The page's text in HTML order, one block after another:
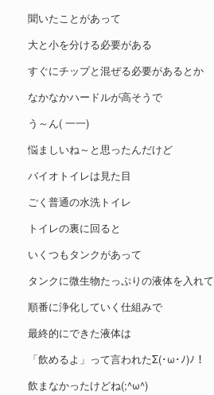
聞いたことがあって
大と小を分ける必要がある
すぐにチップと混ぜる必要があるとか
なかなかハードルが高そうで
う～ん( 一一)
悩ましいね～と思ったんだけど
バイオトイレは見た目
ごく普通の水洗トイレ
トイレの裏に回ると
いくつもタンクがあって
タンクに微生物たっぷりの液体を入れて
順番に浄化していく仕組みで
最終的にできた液体は
「飲めるよ」って言われたΣ(･ω･ﾉ)ﾉ！
飲まなかったけどね(;^ω^)